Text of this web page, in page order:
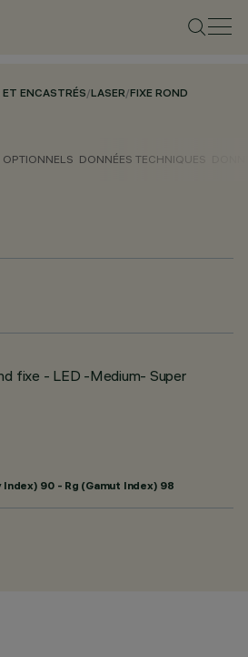
ENCASTRÉS/LASER/FIXE ROND
DONNÉES TECHNIQUES
fixe - LED -Medium- Super
90 - Rg (Gamut Index) 98